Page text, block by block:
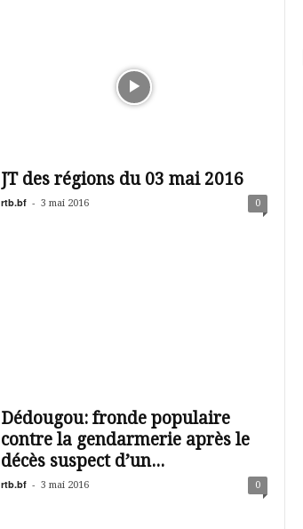
JT des régions du 03 mai 2016
rtb.bf - 3 mai 2016 0
Dédougou: fronde populaire
contre la gendarmerie après le
décès suspect d’un...
rtb.bf - 3 mai 2016 0